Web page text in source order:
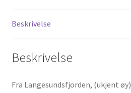
Beskrivelse
Beskrivelse
Fra Langesundsfjorden, (ukjent øy)